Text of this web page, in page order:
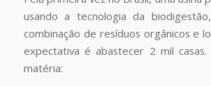
usando a tecnologia da
combinação de resíduos orgânicos e
expectativa é abastecer 2 mil casas.
matéria: